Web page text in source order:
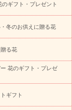
フラワー
お盆（新
お取り寄せギフト
蝶蘭
プリザーブ
ント 花束
スタ
胡蝶蘭・花鉢
世界初の青色胡蝶蘭
ーブドフラワー
セミオーダー
りのeギフト
ーオレンジ
レッ
のギフト・プレゼント
冬のお供えに贈る花
る花
花のギフト・プレゼ
ギフト